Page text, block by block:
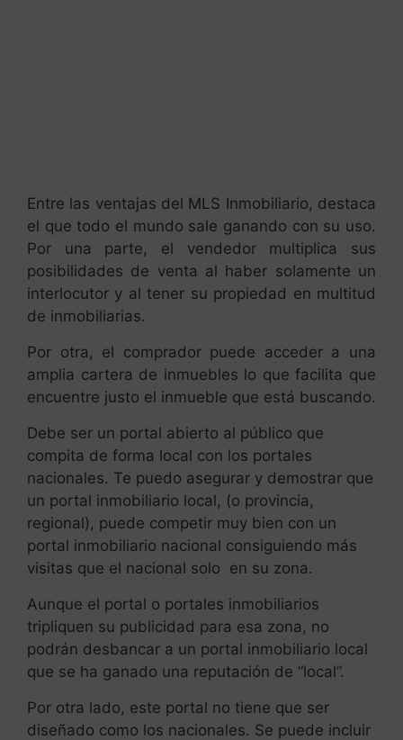
Entre las ventajas del MLS Inmobiliario, destaca
el que todo el mundo sale ganando con su uso.
Por una parte, el vendedor multiplica sus
posibilidades de venta al haber solamente un
interlocutor y al tener su propiedad en multitud
de inmobiliarias.
Por otra, el comprador puede acceder a una
amplia cartera de inmuebles lo que facilita que
encuentre justo el inmueble que está buscando.
Debe ser un portal abierto al público que
compita de forma local con los portales
nacionales. Te puedo asegurar y demostrar que
un portal inmobiliario local, (o provincia,
regional), puede competir muy bien con un
portal inmobiliario nacional consiguiendo más
visitas que el nacional solo en su zona.
Aunque el portal o portales inmobiliarios
tripliquen su publicidad para esa zona, no
podrán desbancar a un portal inmobiliario local
que se ha ganado una reputación de “local”.
Por otra lado, este portal no tiene que ser
diseñado como los nacionales. Se puede incluir